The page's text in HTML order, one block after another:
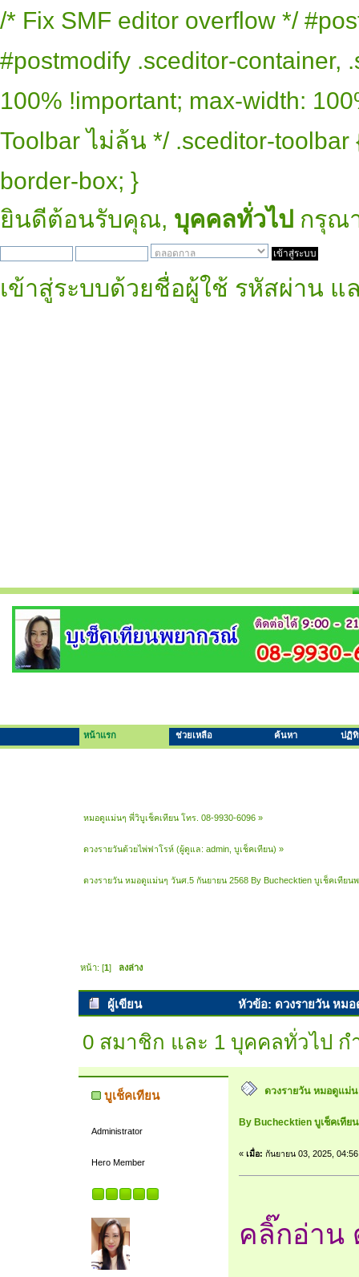
/* Fix SMF editor overflow */
#postmodify .sceditor-container,
100% !important; max-width:
Toolbar ไม่ล้น */ .sceditor-
border-box; }
ยินดีต้อนรับคุณ, บุคคลทั่วไป กรุณ
เข้าสู่ระบบด้วยชื่อผู้ใช้ รหัสผ่าน แ
หน้าแรก ช่วยเหลือ ค้นหา ปฏิ
หมอดูแม่นๆ พี่วิบูเช็คเทียน โทร. 08-9930-6096 »
ดวงรายวันด้วยไพ่ฟาโรห์ (ผู้ดูแล:admin,บูเช็คเทียน) »
ดวงรายวัน หมอดูแม่นๆ วันศ.5 กันยายน 2568 By Buchecktien บูเช็คเทียน
หน้า: [1] ลงล่าง
ผู้เขียน
หัวข้อ: ดวงรายวัน หม
0 สมาชิก และ 1 บุคคลทั่วไป
บูเช็คเทียน
Administrator
Hero Member
ดวงรายวัน หมอดูแม่
By Buchecktien บูเช็คเที
« เมื่อ: กันยายน 03, 2025,
คลิ๊กอ่าน